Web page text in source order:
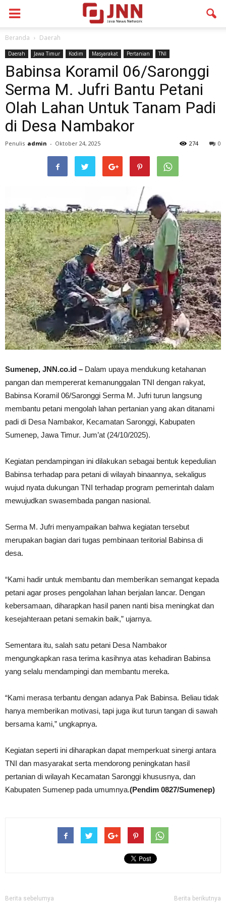
Beranda Daerah
Daerah Jawa Timur Kodim Masyarakat Pertanian TNI
Babinsa Koramil 06/Saronggi
Serma M. Jufri Bantu Petani
Olah Lahan Untuk Tanam Padi
di Desa Nambakor
Penulis admin - Oktober 24, 2025 0
274
Sumenep, JNN.co.id – Dalam upaya mendukung ketahanan
pangan dan mempererat kemanunggalan TNI dengan rakyat,
Babinsa Koramil 06/Saronggi Serma M. Jufri turun langsung
membantu petani mengolah lahan pertanian yang akan ditanami
padi di Desa Nambakor, Kecamatan Saronggi, Kabupaten
Sumenep, Jawa Timur. Jum’at (24/10/2025).
Kegiatan pendampingan ini dilakukan sebagai bentuk kepedulian
Babinsa terhadap para petani di wilayah binaannya, sekaligus
wujud nyata dukungan TNI terhadap program pemerintah dalam
mewujudkan swasembada pangan nasional.
Serma M. Jufri menyampaikan bahwa kegiatan tersebut
merupakan bagian dari tugas pembinaan teritorial Babinsa di
desa.
“Kami hadir untuk membantu dan memberikan semangat kepada
petani agar proses pengolahan lahan berjalan lancar. Dengan
kebersamaan, diharapkan hasil panen nanti bisa meningkat dan
kesejahteraan petani semakin baik,” ujarnya.
Sementara itu, salah satu petani Desa Nambakor
mengungkapkan rasa terima kasihnya atas kehadiran Babinsa
yang selalu mendampingi dan membantu mereka.
“Kami merasa terbantu dengan adanya Pak Babinsa. Beliau tidak
hanya memberikan motivasi, tapi juga ikut turun tangan di sawah
bersama kami,” ungkapnya.
Kegiatan seperti ini diharapkan dapat memperkuat sinergi antara
TNI dan masyarakat serta mendorong peningkatan hasil
pertanian di wilayah Kecamatan Saronggi khususnya, dan
Kabupaten Sumenep pada umumnya.(Pendim 0827/Sumenep)
Berita sebelumya Berita berikutnya